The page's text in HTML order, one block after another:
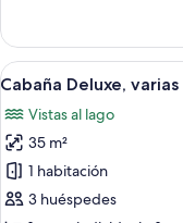
doble
superior
Abrir
todas
las
fotos
de
Cabaña
9
Cabaña Deluxe, varias
Vistas al lago
35 m²
1 habitación
3 huéspedes